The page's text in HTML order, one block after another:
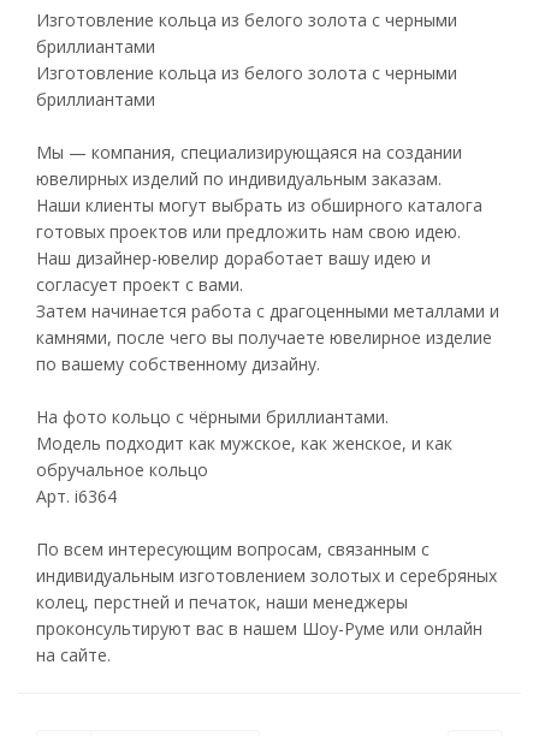
Изготовление кольца из белого золота с черными
бриллиантами
Изготовление кольца из белого золота с черными
бриллиантами
Мы — компания, специализирующаяся на создании
ювелирных изделий по индивидуальным заказам.
Наши клиенты могут выбрать из обширного каталога
готовых проектов или предложить нам свою идею.
Наш дизайнер-ювелир доработает вашу идею и
согласует проект с вами.
Затем начинается работа с драгоценными металлами и
камнями, после чего вы получаете ювелирное изделие
по вашему собственному дизайну.
На фото кольцо с чёрными бриллиантами.
Модель подходит как мужское, как женское, и как
обручальное кольцо
Арт. i6364
По всем интересующим вопросам, связанным с
индивидуальным изготовлением золотых и серебряных
колец, перстней и печаток, наши менеджеры
проконсультируют вас в нашем Шоу-Руме или онлайн
на сайте.